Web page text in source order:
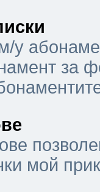
у
за
мой